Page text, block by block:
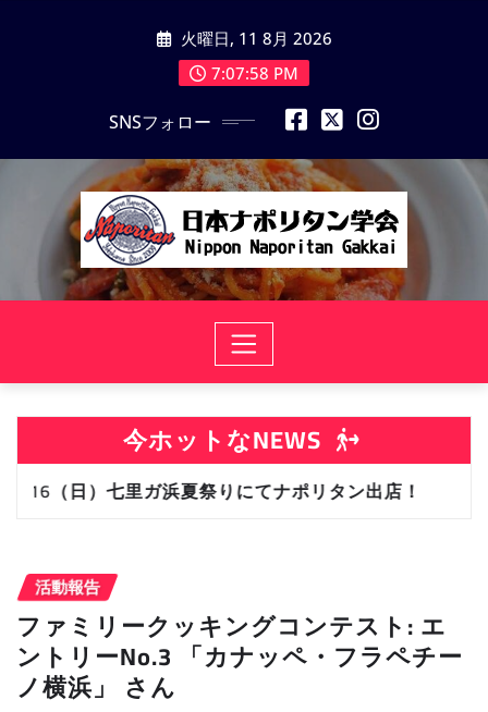
に
火曜日, 11 8月 2026
7:07:59 PM
SNSフォロー
今ホットなNEWS
）七里ガ浜夏祭りにてナポリタン出店！
活動報告
ファミリークッキングコンテスト: エ
ントリーNo.3 「カナッペ・フラペチー
ノ横浜」 さん